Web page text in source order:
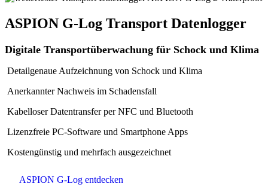
ASPION G-Log Transport Datenlogger
Digitale Transportüberwachung für Schock und Klima
Detailgenaue Aufzeichnung von Schock und Klima
Anerkannter Nachweis im Schadensfall
Kabelloser Datentransfer per NFC und Bluetooth
Lizenzfreie PC-Software und Smartphone Apps
Kostengünstig und mehrfach ausgezeichnet
ASPION G-Log entdecken